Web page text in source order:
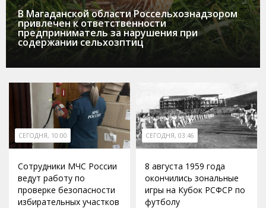
В Магаданской области Россельхознадзором
привлечен к ответственности
предприниматель за нарушения при
содержании сельхозптиц
СЕГОДНЯ, 10:00
Сотрудники МЧС России
ведут работу по
проверке безопасности
избирательных участков
СЕГОДНЯ, 03:46
8 августа 1959 года
окончились зональные
игры на Кубок РСФСР по
футболу